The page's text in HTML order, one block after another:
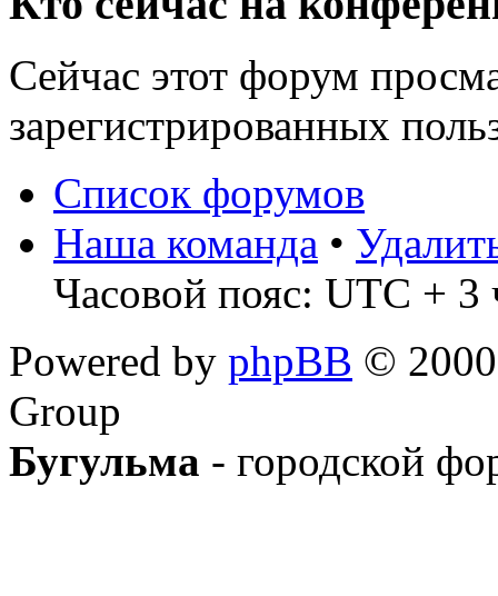
Сейчас этот форум
зарегистрированных
Список форумов
Наша команда •
Часовой пояс: UTC + 3
Powered by phpBB ©
Group
Бугульма - городской